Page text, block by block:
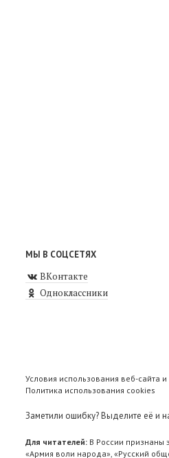
МЫ В СОЦСЕТЯХ
ВКонтакте
Одноклассники
Условия использования веб-сайта
Политика использования cookies
Заметили ошибку? Выделите её и
Для читателей: В России признаны
«Армия воли народа», «Русский